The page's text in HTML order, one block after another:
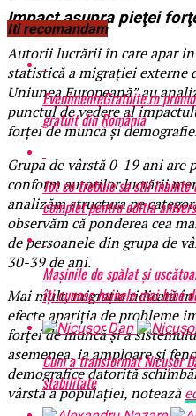
Impact asupra pieţei
Autorii lucrării în care apar
statistică a migraţiei externe
Uniunea Europeană” au
punctul de vedere al
forţei de muncă şi
Grupa de vârstă 0-19 ani
conform autorilor lucrării
analizăm structura pe
observăm că ponderea cea
de persoanele din grupa de
30-39 de ani.
Mai mult, migraţia ridicată
efecte apariţia de probleme
forţei de muncă şi a
asemenea, ia amploare şi
demografice datorită
vârstă a populaţiei, notează
Iti recomandam
EvenimenteGratuite.ro
gratuit din România
Tot ce trebuie sa stii inainte
complet pentru editia
Mașinile de spălat și
îți cunosc hainele mai bine
Cum a transformat Nicușor
stabilitate